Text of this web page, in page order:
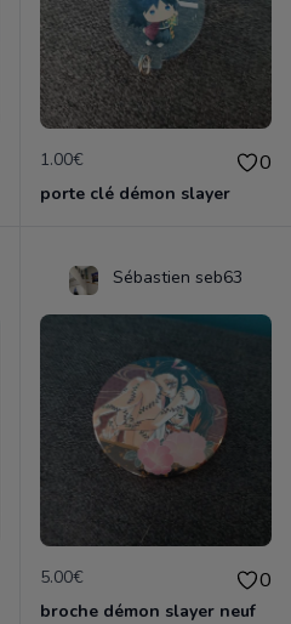
1.00€ 0
porte clé démon slayer
Sébastien seb63
5.00€ 0
broche démon slayer neuf